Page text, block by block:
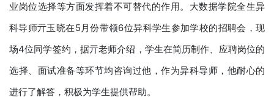
业岗位选择等方面发挥着不可替代的作用。大数据学院全生异
科导师亓玉晓在5月份带领6位异科学生参加学校的招聘会，现
场4位同学签约，据亓老师介绍，学生在简历制作、应聘岗位的
选择、面试准备等环节均咨询过他，作为异科导师，他耐心的
进行了解答，积极为学生提供帮助。